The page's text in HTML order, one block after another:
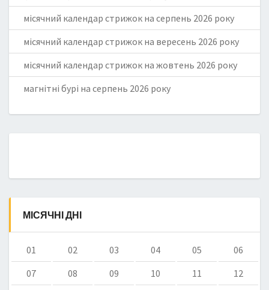
місячний календар стрижок на серпень 2026 року
місячний календар стрижок на вересень 2026 року
місячний календар стрижок на жовтень 2026 року
магнітні бурі на серпень 2026 року
МІСЯЧНІ ДНІ
01 02 03 04 05
06
07
08 09 10 11
12